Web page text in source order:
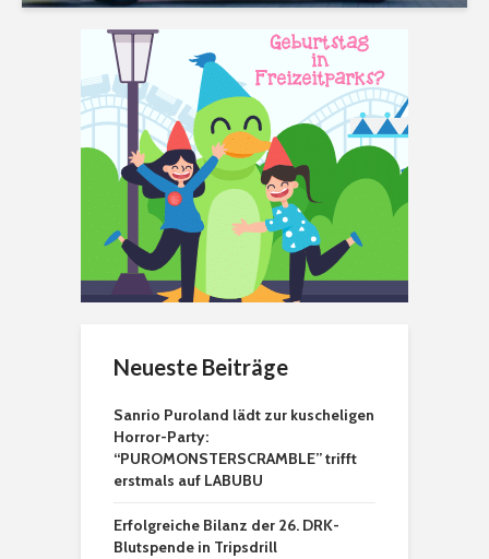
Neueste Beiträge
Sanrio Puroland lädt zur kuscheligen
Horror-Party:
“PUROMONSTERSCRAMBLE” trifft
erstmals auf LABUBU
Erfolgreiche Bilanz der 26. DRK-
Blutspende in Tripsdrill